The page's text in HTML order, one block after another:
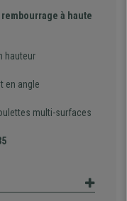
rembourrage à haute
hauteur
en angle
multi-surfaces